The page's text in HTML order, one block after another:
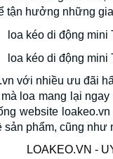
tận hưởng những
với nhiều ưu đãi
loa mang lại
website
phẩm, cũng
LOAKEO.VN -